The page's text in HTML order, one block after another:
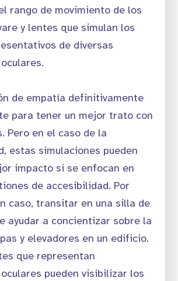
rango de movimiento de los
y lentes que simulan los
de diversas
de empatía definitivamente
para tener un mejor trato con
Pero en el caso de la
estas simulaciones pueden
impacto si se enfocan en
de accesibilidad. Por
caso, transitar en una silla de
ayudar a concientizar sobre la
y elevadores en un edificio.
que representan
pueden visibilizar los